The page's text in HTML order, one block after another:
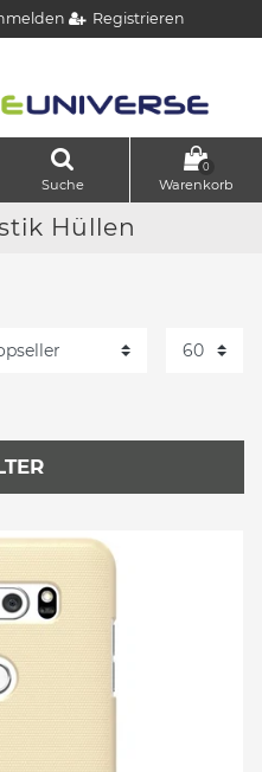
Registrieren
Suche
0
Warenkorb
Hüllen